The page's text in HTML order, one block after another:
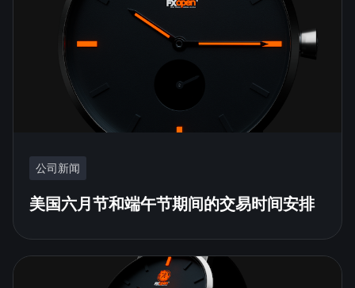
公司新闻
美国六月节和端午节期间的交易时间安排